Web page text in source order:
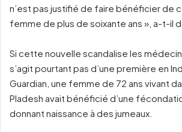
n’est pas justifié de faire bénéficier de
femme de plus de soixante ans », a-t-il
Si cette nouvelle scandalise les
s’agit pourtant pas d’une première en
Guardian, une femme de 72 ans vivant
Pladesh avait bénéficié d’une
donnant naissance à des jumeaux.